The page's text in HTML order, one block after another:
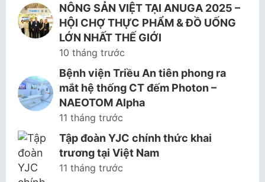
NÔNG SẢN VIỆT TẠI ANUGA 2025 –
HỘI CHỢ THỰC PHẨM & ĐỒ UỐNG
LỚN NHẤT THẾ GIỚI
10 tháng trước
Bệnh viện Triều An tiên phong ra
mắt hệ thống CT đếm Photon –
NAEOTOM Alpha
11 tháng trước
Tập đoàn YJC chính thức khai
trương tại Việt Nam
11 tháng trước